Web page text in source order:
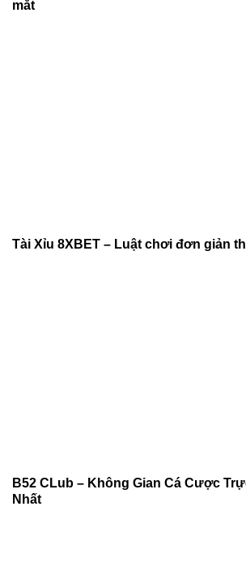
mắt
Tài Xỉu 8XBET – Luật chơi đơn giản
B52 CLub – Không Gian Cá Cược
Nhất